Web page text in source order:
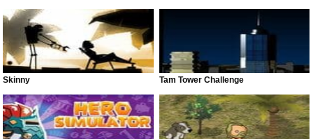
Skinny Tam Tower Challenge